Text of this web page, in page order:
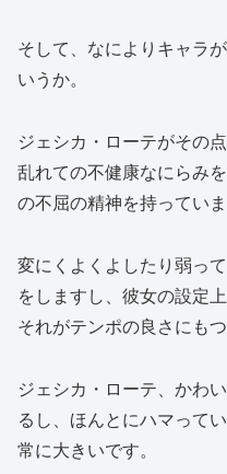
そして、なによりキャラ
いうか。
ジェシカ・ローテがその
乱れての不健康なにらみ
の不屈の精神を持っていま
変にくよくよしたり弱っ
をしますし、彼女の設定
それがテンポの良さにも
ジェシカ・ローテ、かわ
るし、ほんとにハマって
常に大きいです。